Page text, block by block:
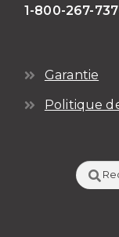
1-800-267-
Garantie
Politique